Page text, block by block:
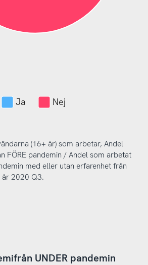
Ja Nej
(16+ år) som arbetar, Andel
FÖRE pandemin / Andel som arbetat
med eller utan erfarenhet från
år 2020 Q3.
UNDER pandemin